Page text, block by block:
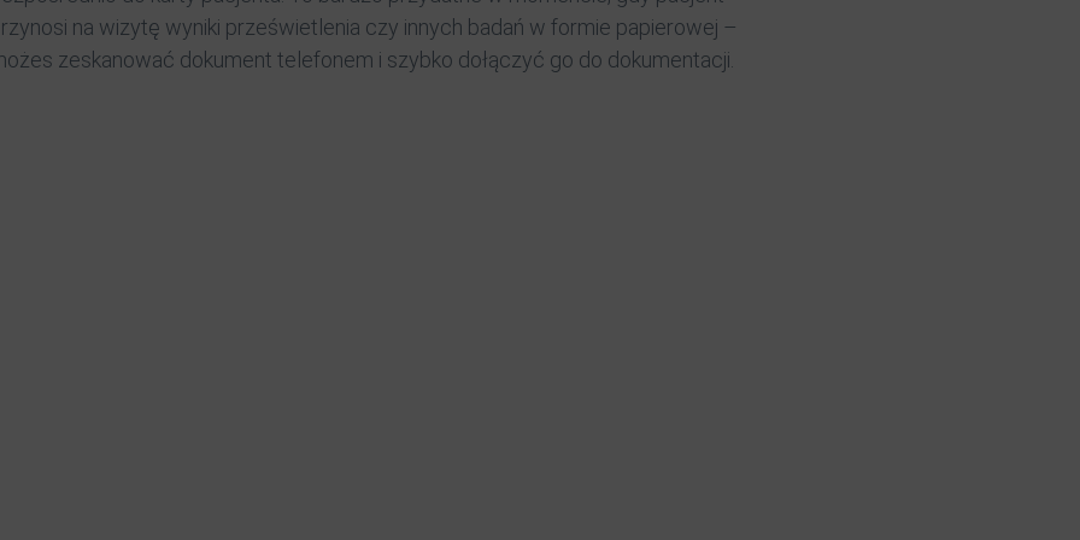
na wizytę wyniki prześwietlenia czy innych badań w formie papierowej –
zeskanować dokument telefonem i szybko dołączyć go do dokumentacji.